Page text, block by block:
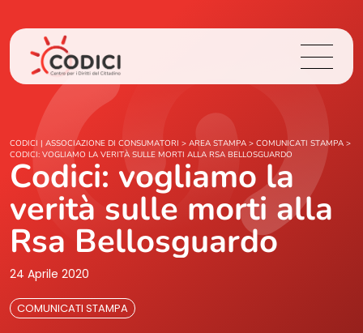
Chi Siamo
Cosa Facciamo
Area Stampa
CODICI | ASSOCIAZIONE DI CONSUMATORI > AREA STAMPA > COMUNICATI STAMPA >
CODICI: VOGLIAMO LA VERITÀ SULLE MORTI ALLA RSA BELLOSGUARDO
Codici: vogliamo la
verità sulle morti alla
Rsa Bellosguardo
24 Aprile 2020
COMUNICATI STAMPA